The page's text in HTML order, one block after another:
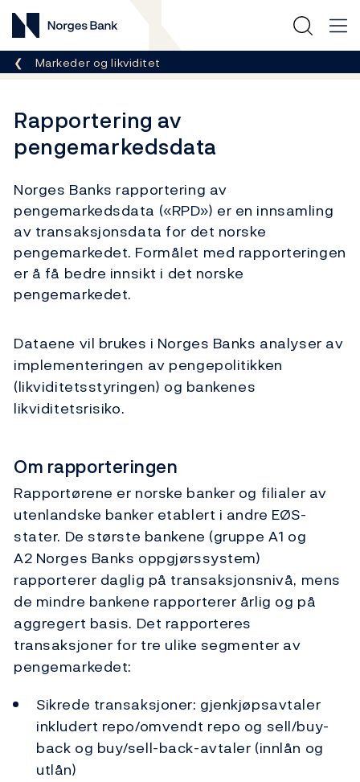
Norges Bank
Her er du nå:
Markeder og likviditet
Rapportering av
pengemarkedsdata
Norges Banks rapportering av
pengemarkedsdata («RPD») er en innsamling
av transaksjonsdata for det norske
pengemarkedet. Formålet med rapporteringen
er å få bedre innsikt i det norske
pengemarkedet.
Dataene vil brukes i Norges Banks analyser av
implementeringen av pengepolitikken
(likviditetsstyringen) og bankenes
likviditetsrisiko.
Om rapporteringen
Rapportørene er norske banker og filialer av
utenlandske banker etablert i andre EØS-
stater. De største bankene (gruppe A1 og
A2 Norges Banks oppgjørssystem)
rapporterer daglig på transaksjonsnivå, mens
de mindre bankene rapporterer årlig og på
aggregert basis. Det rapporteres
transaksjoner for tre ulike segmenter av
pengemarkedet:
Sikrede transaksjoner: gjenkjøpsavtaler
inkludert repo/omvendt repo og sell/buy-
back og buy/sell-back-avtaler (innlån og
utlån)